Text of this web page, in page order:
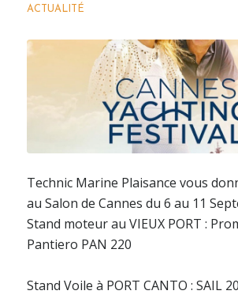
ACTUALITÉ
Technic Marine Plaisance vous
au Salon de Cannes du 6 au 11
Stand moteur au VIEUX PORT :
Pantiero PAN 220
Stand Voile à PORT CANTO : SAIL